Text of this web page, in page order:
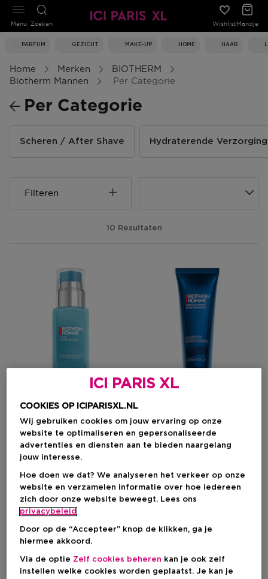
Zoeken WishlistMandje
PARFUM GEZICHT MAKE-UP HOME HAAR
Menu
Home Merken
BIOTHERM
Biotherm Mannen
Per Categorie
Per Categorie
Scheren / After Shave Hydraterende Verzorging
Filteren
10 Resultaten
BIOTHERM
T Pur
Advanced Gel – Matterende
Voor Mannen
BIOTHERM
Force Supreme
Plankton™, Caffeine, En
Creatine 125ml
2+1
ICI PARIS XL
COOKIES OP ICIPARISXL.NL
Wij gebruiken cookies om jouw ervaring op onze
website te optimaliseren en gepersonaliseerde
advertenties en diensten aan te bieden naargelang
jouw interesse.
Hoe doen we dat? We analyseren het verkeer op onze
website en verzamelen informatie over hoe iedereen
zich door onze website beweegt. Lees ons
privacybeleid
Door op de “Accepteer” knop de klikken, ga je
hiermee akkoord.
Via de optie Zelf cookies beheren kan je ook zelf
instellen welke cookies worden geplaatst. Je kan je